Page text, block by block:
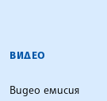
ВИДЕО
Видео емисия